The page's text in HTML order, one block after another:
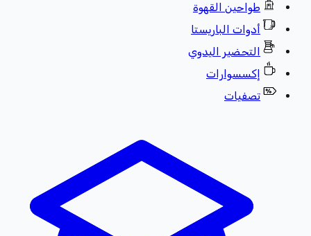
طواحين القهوة
أدوات الباريستا
التحضير اليدوي
إكسسوارات
تصفيات